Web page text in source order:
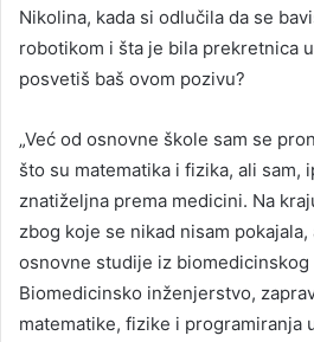
Nikolina, kada si odlučila da se
robotikom i šta je bila prekretnica
posvetiš baš ovom pozivu?
„Već od osnovne škole sam se
što su matematika i fizika, ali sam,
znatiželjna prema medicini. Na
zbog koje se nikad nisam
osnovne studije iz
Biomedicinsko inženjerstvo,
matematike, fizike i programiranja